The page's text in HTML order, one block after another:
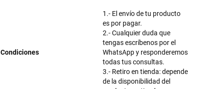
Condiciones
1.- El envío de tu producto
es por pagar.
2.- Cualquier duda que
tengas escríbenos por el
WhatsApp y responderemos
todas tus consultas.
3.- Retiro en tienda: depende
de la disponibilidad del